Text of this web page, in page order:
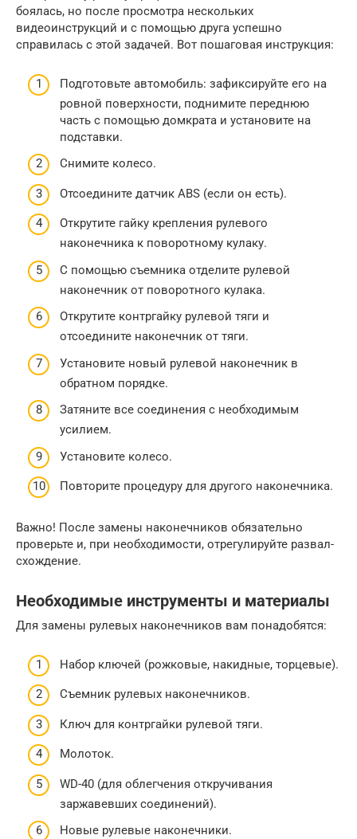
боялась, но после просмотра нескольких
видеоинструкций и с помощью друга успешно
справилась с этой задачей. Вот пошаговая инструкция:
Подготовьте автомобиль: зафиксируйте его на
ровной поверхности, поднимите переднюю
часть с помощью домкрата и установите на
подставки.
Снимите колесо.
Отсоедините датчик ABS (если он есть).
Открутите гайку крепления рулевого
наконечника к поворотному кулаку.
С помощью съемника отделите рулевой
наконечник от поворотного кулака.
Открутите контргайку рулевой тяги и
отсоедините наконечник от тяги.
Установите новый рулевой наконечник в
обратном порядке.
Затяните все соединения с необходимым
усилием.
Установите колесо.
Повторите процедуру для другого наконечника.
Важно! После замены наконечников обязательно
проверьте и, при необходимости, отрегулируйте развал-
схождение.
Необходимые инструменты и материалы
Для замены рулевых наконечников вам понадобятся:
Набор ключей (рожковые, накидные, торцевые).
Съемник рулевых наконечников.
Ключ для контргайки рулевой тяги.
Молоток.
WD-40 (для облегчения откручивания
заржавевших соединений).
Новые рулевые наконечники.